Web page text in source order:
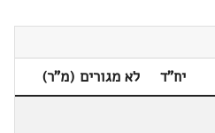
יח"ד
לא מגורים (מ"ר)